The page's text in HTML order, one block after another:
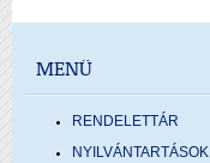
MENÜ
RENDELETTÁR
NYILVÁNTARTÁSOK